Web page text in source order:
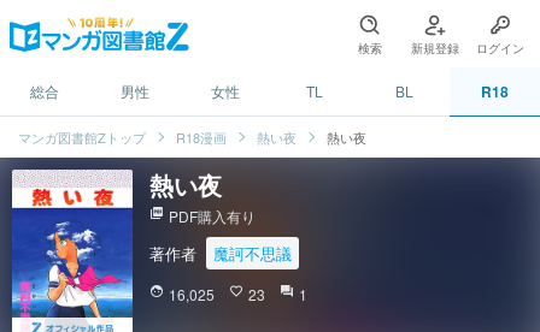
検索 新規登録 ログイン
総合 男性 女性 TL BL R18
マンガ図書館Zトップ R18漫画 熱い夜 熱い夜
熱い夜
picture_as_pdf PDF購入有り
著作者 魔訶不思議
face 16,025 favorite_border 23 question_answer 1